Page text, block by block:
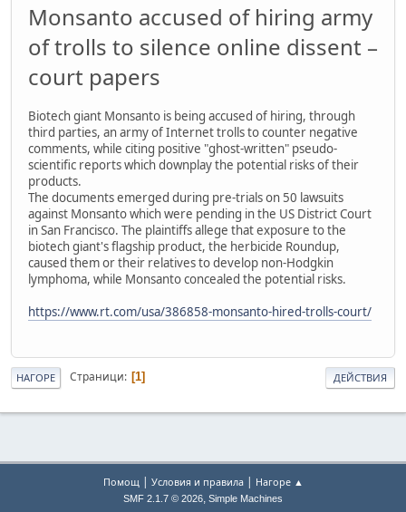
Monsanto accused of hiring army
of trolls to silence online dissent –
court papers
Biotech giant Monsanto is being accused of hiring, through
third parties, an army of Internet trolls to counter negative
comments, while citing positive "ghost-written" pseudo-
scientific reports which downplay the potential risks of their
products.
The documents emerged during pre-trials on 50 lawsuits
against Monsanto which were pending in the US District Court
in San Francisco. The plaintiffs allege that exposure to the
biotech giant's flagship product, the herbicide Roundup,
caused them or their relatives to develop non-Hodgkin
lymphoma, while Monsanto concealed the potential risks.
https://www.rt.com/usa/386858-monsanto-hired-trolls-court/
НАГОРЕ Страници 1 ДЕЙСТВИЯ
Помощ| Условия и правила| Нагоре ▲
SMF 2.1.7 © 2026, Simple Machines